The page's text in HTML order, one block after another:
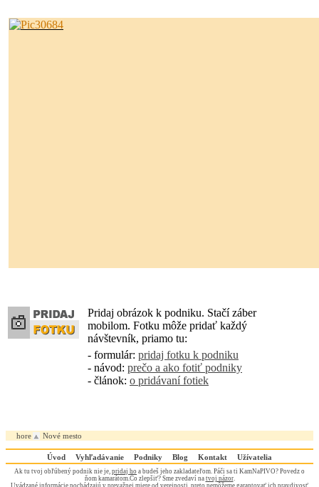
Pridaj obrázok k podniku. Stačí záber
mobilom. Fotku môže pridať každý
návštevník, priamo tu:
- formulár: pridaj fotku k podniku
- návod: prečo a ako fotiť podniky
- článok: o pridávaní fotiek
hore Nové mesto
Úvod Vyhľadávanie Podniky Blog Kontakt Užívatelia
Ak tu tvoj obľúbený podnik nie je, pridaj ho a budeš jeho zakladateľom. Páči sa ti KamNaPIVO? Povedz o
ňom kamarátom.Čo zlepšiť? Sme zvedaví na tvoj názor.
Uvádzané informácie pochádzajú v prevažnej miere od verejnosti, preto nemôžeme garantovať ich pravdivosť